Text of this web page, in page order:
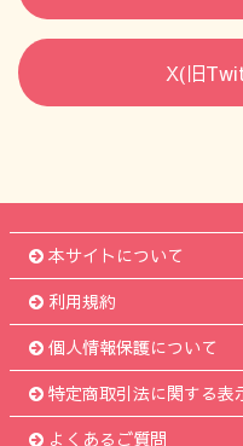
X(旧
本サイトについて
利用規約
個人情報保護について
特定商取引法に関する表
よくあるご質問